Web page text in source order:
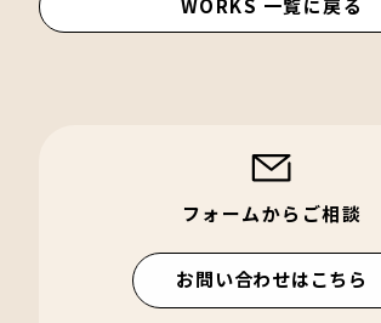
WORKS 一覧に戻る
フォームからご相談
お問い合わせはこちら